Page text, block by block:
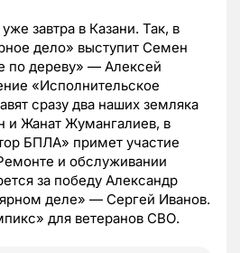
завтра в Казани. Так, в
дело» выступит Семен
по дереву» — Алексей
«Исполнительское
сразу два наших земляка
и Жанат Жумангалиев, в
БПЛА» примет участие
и обслуживании
за победу Александр
деле» — Сергей Иванов.
для ветеранов СВО.